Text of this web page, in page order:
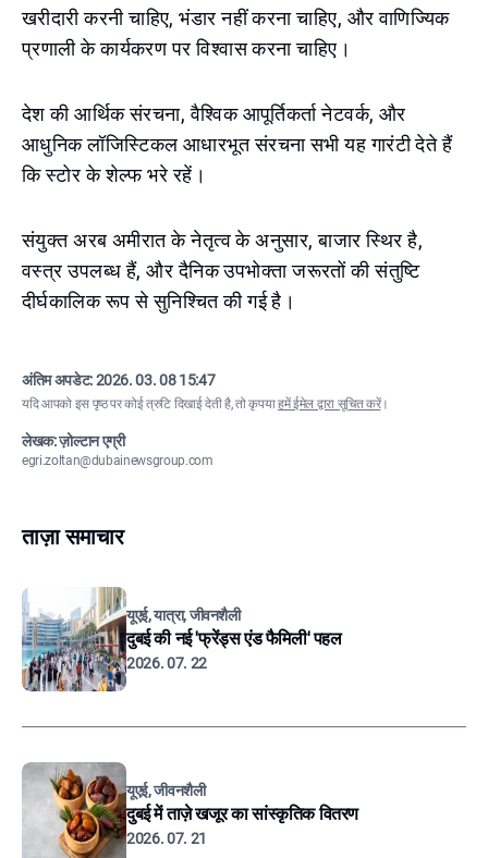
खरीदारी करनी चाहिए, भंडार नहीं करना चाहिए, और वाणिज्यिक
प्रणाली के कार्यकरण पर विश्वास करना चाहिए।
देश की आर्थिक संरचना, वैश्विक आपूर्तिकर्ता नेटवर्क, और
आधुनिक लॉजिस्टिकल आधारभूत संरचना सभी यह गारंटी देते हैं
कि स्टोर के शेल्फ भरे रहें।
संयुक्त अरब अमीरात के नेतृत्व के अनुसार, बाजार स्थिर है,
वस्त्र उपलब्ध हैं, और दैनिक उपभोक्ता जरूरतों की संतुष्टि
दीर्घकालिक रूप से सुनिश्चित की गई है।
अंतिम अपडेट:2026. 03. 08 15:47
यदि आपको इस पृष्ठ पर कोई त्रुटि दिखाई देती है, तो कृपयाहमें ईमेल द्वारा सूचित करें।
लेखक: ज़ोल्टान एग्री
egri.zoltan@dubainewsgroup.com
ताज़ा समाचार
यूएई, यात्रा, जीवनशैली
दुबई की नई 'फ्रेंड्स एंड फैमिली' पहल
2026. 07. 22
यूएई, जीवनशैली
दुबई में ताज़े खजूर का सांस्कृतिक वितरण
2026. 07. 21